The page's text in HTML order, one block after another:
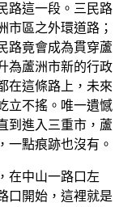
路這一段。三民路
市區之外環道路；
路竟會成為貫穿蘆
為蘆洲市新的行政
在這條路上，未來
立不搖。唯一遺憾
到進入三重市，蘆
一點痕跡也沒有。
在中山一路口左
口開始，這裡就是